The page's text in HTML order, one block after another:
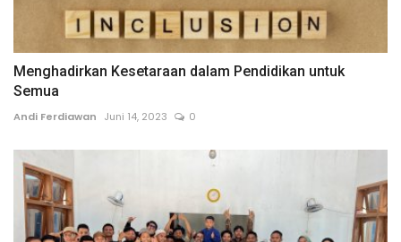
Menghadirkan Kesetaraan dalam Pendidikan untuk
Semua
Andi Ferdiawan Juni 14, 2023 0